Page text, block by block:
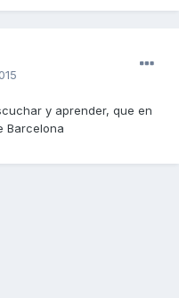
y aprender, que en
Barcelona